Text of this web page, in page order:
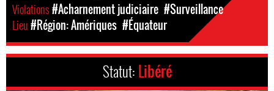
Violations#Acharnement judiciaire #Surveillance
Lieu#Région: Amériques #Équateur
Statut: Libéré